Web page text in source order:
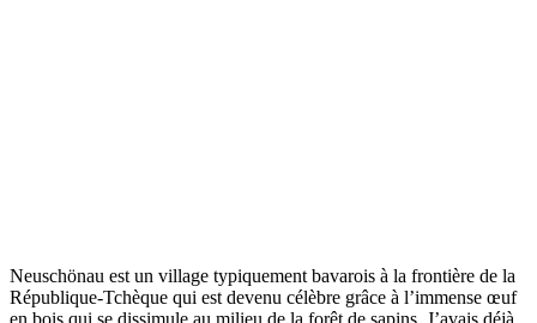
Neuschönau est un village typiquement bavarois à la frontière de la
République-Tchèque qui est devenu célèbre grâce à l’immense œuf
en bois qui se dissimule au milieu de la forêt de sapins. J’avais déjà